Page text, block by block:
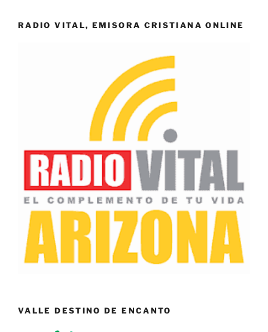
RADIO VITAL, EMISORA CRISTIANA ONLINE
VALLE DESTINO DE ENCANTO